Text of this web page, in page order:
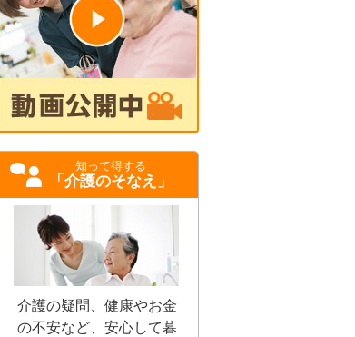
知って得する
「介護のそなえ」
介護の疑問、健康やお金
の不安など、安心して暮